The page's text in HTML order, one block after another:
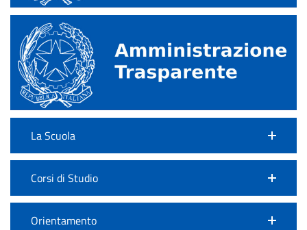
La Scuola
Corsi di Studio
Orientamento